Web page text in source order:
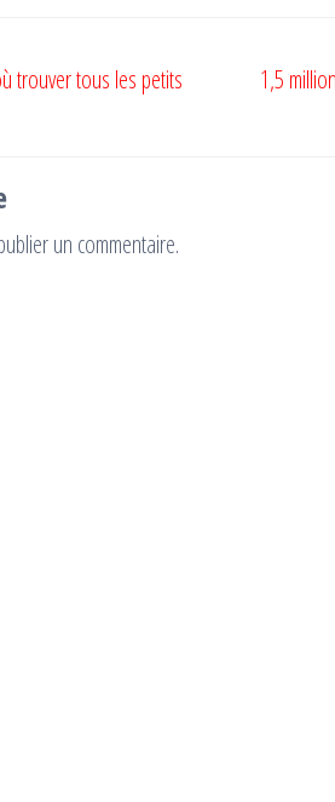
trouver tous les petits
1,5
un commentaire.